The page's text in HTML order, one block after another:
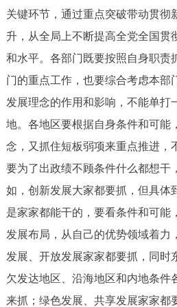
关键环节，通过重点突破带动贯彻
升，从全局上不断提高全党全国贯
和水平。各部门既要按照自身职责
门的重点工作，也要综合考虑本部
发展理念的作用和影响，不能单打
地。各地区要根据自身条件和可能
念，又抓住短板弱项来重点推进，
要为了出政绩不顾条件什么都想干
如，创新发展大家都要抓，但具体
是家家都能干的，要看条件和可能
发展布局，从自己的优势领域着力
发展、开放发展家家都要抓，同时
欠发达地区、沿海地区和内地条件
来抓；绿色发展、共享发展家家都